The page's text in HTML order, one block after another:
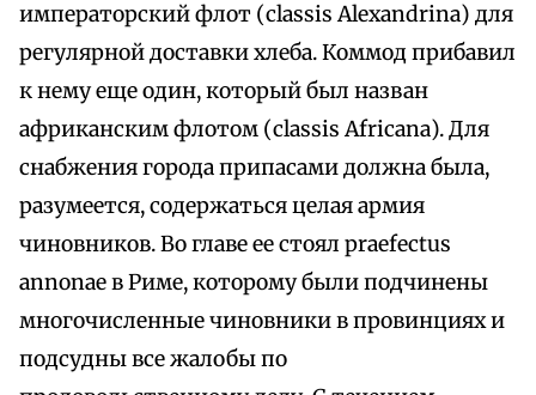
императорский флот (classis Alexandrina) для
регулярной доставки хлеба. Коммод прибавил
к нему еще один, который был назван
африканским флотом (classis Africana). Для
снабжения города припасами должна была,
разумеется, содержаться целая армия
чиновников. Во главе ее стоял praefectus
annonae в Риме, которому были подчинены
многочисленные чиновники в провинциях и
подсудны все жалобы по